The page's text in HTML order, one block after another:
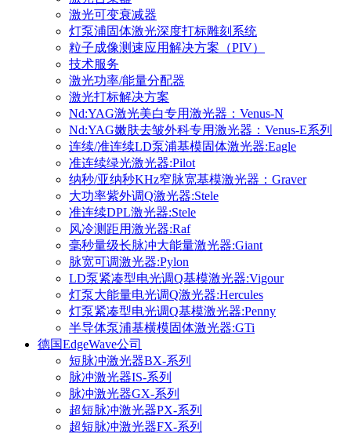
激光可变衰减器
灯泵浦固体激光深度打标雕刻系统
粒子成像测速应用解决方案（PIV）
技术服务
激光功率/能量分配器
激光打标解决方案
Nd:YAG激光美白专用激光器：Venus-N
Nd:YAG嫩肤去皱外科专用激光器：Venus-E系列
连续/准连续LD泵浦基模固体激光器:Eagle
准连续绿光激光器:Pilot
纳秒/亚纳秒KHz窄脉宽基模激光器：Graver
大功率紫外调Q激光器:Stele
准连续DPL激光器:Stele
风冷测距用激光器:Raf
毫秒量级长脉冲大能量激光器:Giant
脉宽可调激光器:Pylon
LD泵紧凑型电光调Q基模激光器:Vigour
灯泵大能量电光调Q激光器:Hercules
灯泵紧凑型电光调Q基模激光器:Penny
半导体泵浦基横模固体激光器:GTi
德国EdgeWave公司
短脉冲激光器BX-系列
脉冲激光器IS-系列
脉冲激光器GX-系列
超短脉冲激光器PX-系列
超短脉冲激光器FX-系列